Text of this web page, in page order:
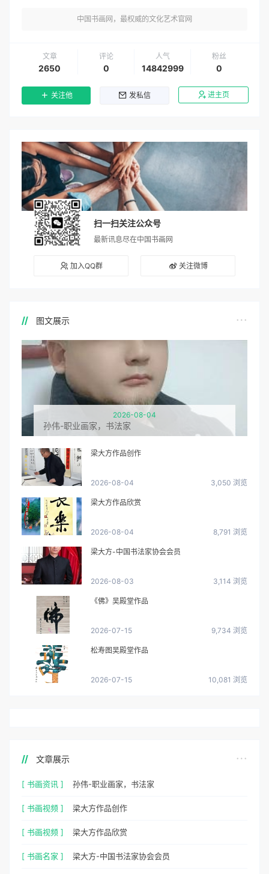
中国书画网，最权威的文化艺术官网
文章
2650
评论
0
人气
14842999
粉丝
0
关注他 发私信 进主页
扫一扫关注公众号
最新讯息尽在中国书画网
加入QQ群 关注微博
图文展示
2026-08-04
孙伟-职业画家，书法家
梁大方作品创作
2026-08-04 3,050 浏览
梁大方作品欣赏
2026-08-04 8,791 浏览
梁大方-中国书法家协会会员
2026-08-03 3,114 浏览
《佛》吴殿堂作品
2026-07-15 9,734 浏览
松寿图吴殿堂作品
2026-07-15 10,081 浏览
文章展示
[ 书画资讯 ] 孙伟-职业画家，书法家
[ 书画视频 ] 梁大方作品创作
[ 书画视频 ] 梁大方作品欣赏
[ 书画名家 ] 梁大方-中国书法家协会会员